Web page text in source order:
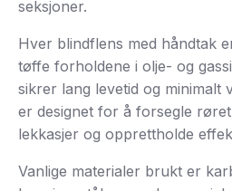
seksjoner.
Hver blindflens med håndtak
tøffe forholdene i olje- og
sikrer lang levetid og minimalt
er designet for å forsegle
lekkasjer og opprettholde
Vanlige materialer brukt er